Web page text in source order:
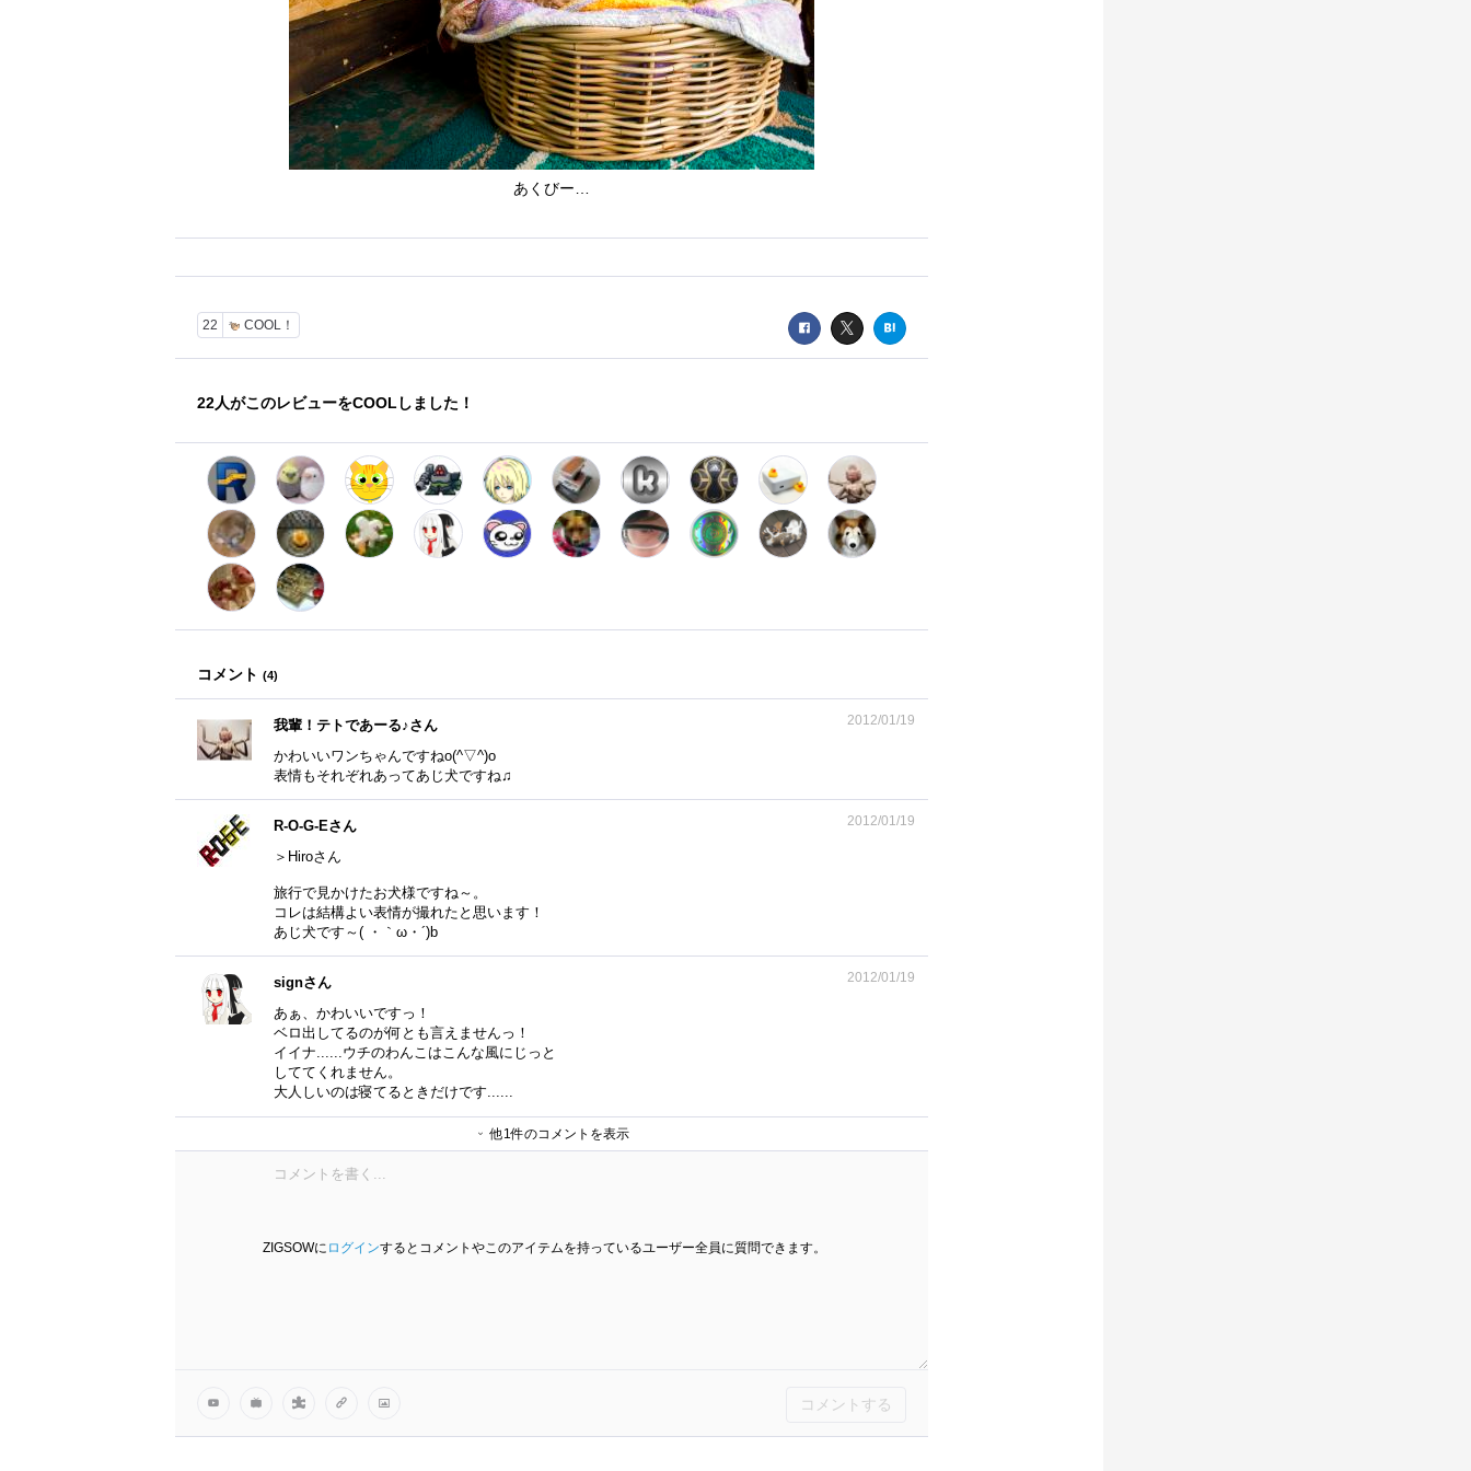
あくびー…
22 COOL！
22人がこのレビューをCOOLしました！
コメント (4)
我輩！テトであーる♪さん 2012/01/19
かわいいワンちゃんですねo(^▽^)o
表情もそれぞれあってあじ犬ですね♫
R-O-G-Eさん 2012/01/19
＞Hiroさん
旅行で見かけたお犬様ですね～。
コレは結構よい表情が撮れたと思います！
あじ犬です～( ・｀ω・´)b
signさん 2012/01/19
あぁ、かわいいですっ！
ベロ出してるのが何とも言えませんっ！
イイナ......ウチのわんこはこんな風にじっと
しててくれません。
大人しいのは寝てるときだけです......
他1件のコメントを表示
ZIGSOWに ログインするとコメントやこのアイテムを持っているユーザー全員に質問できます。
コメントする